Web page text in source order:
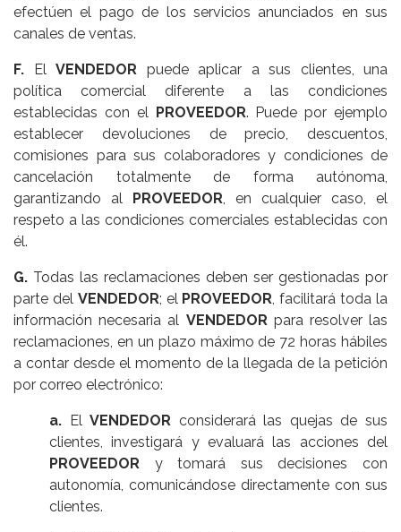
efectúen el pago de los servicios anunciados en sus
canales de ventas.
F. El VENDEDOR puede aplicar a sus clientes, una
política comercial diferente a las condiciones
establecidas con el PROVEEDOR. Puede por ejemplo
establecer devoluciones de precio, descuentos,
comisiones para sus colaboradores y condiciones de
cancelación totalmente de forma autónoma,
garantizando al PROVEEDOR , en cualquier caso, el
respeto a las condiciones comerciales establecidas con
él.
G. Todas las reclamaciones deben ser gestionadas por
parte del VENDEDOR; el PROVEEDOR , facilitará toda la
información necesaria al VENDEDOR para resolver las
reclamaciones, en un plazo máximo de 72 horas hábiles
a contar desde el momento de la llegada de la petición
por correo electrónico:
a. ElVENDEDOR considerará las quejas de sus
clientes, investigará y evaluará las acciones del
PROVEEDOR y tomará sus decisiones con
autonomía, comunicándose directamente con sus
clientes.